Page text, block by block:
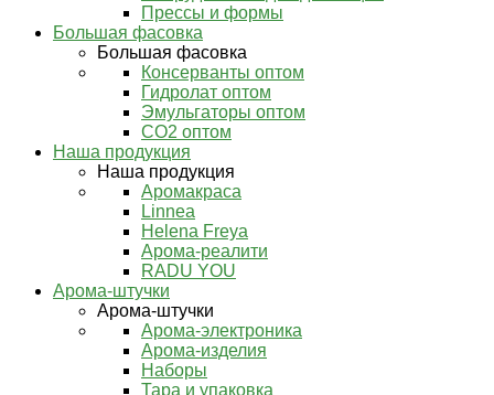
Прессы и формы
Большая фасовка
Большая фасовка
Консерванты оптом
Гидролат оптом
Эмульгаторы оптом
СО2 оптом
Наша продукция
Наша продукция
Аромакраса
Linnea
Helena Freya
Арома-реалити
RADU YOU
Арома-штучки
Арома-штучки
Арома-электроника
Арома-изделия
Наборы
Тара и упаковка